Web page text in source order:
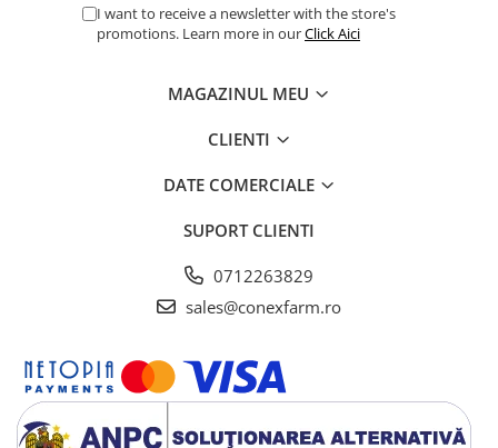
I want to receive a newsletter with the store's
promotions. Learn more in ourClick Aici
MAGAZINUL MEU
CLIENTI
DATE COMERCIALE
SUPORT CLIENTI
0712263829
sales@conexfarm.ro